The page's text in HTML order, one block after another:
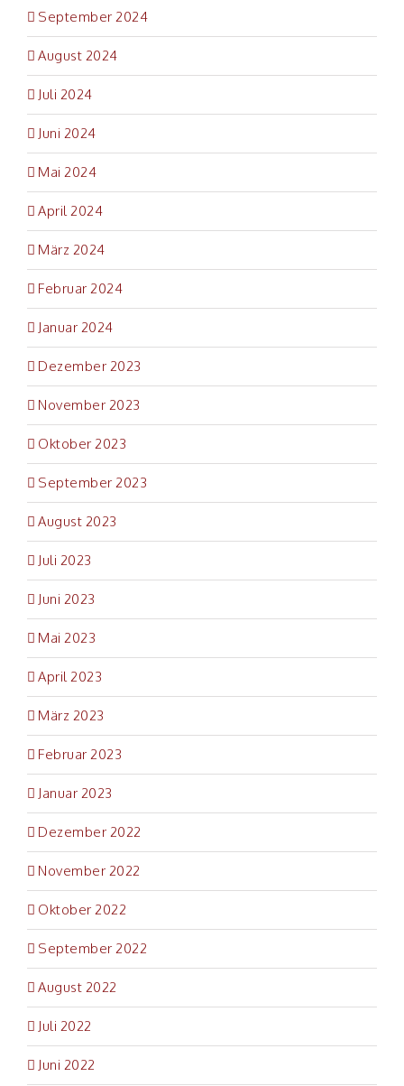
September 2024
August 2024
Juli 2024
Juni 2024
Mai 2024
April 2024
März 2024
Februar 2024
Januar 2024
Dezember 2023
November 2023
Oktober 2023
September 2023
August 2023
Juli 2023
Juni 2023
Mai 2023
April 2023
März 2023
Februar 2023
Januar 2023
Dezember 2022
November 2022
Oktober 2022
September 2022
August 2022
Juli 2022
Juni 2022